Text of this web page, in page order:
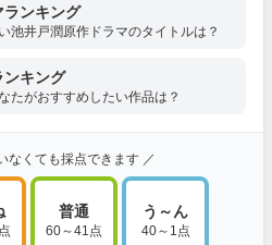
ランキング
池井戸潤原作ドラマのタイトルは？
ンキング
たがおすすめしたい作品は？
なくても採点できます ／
普通
60～41点
う～ん
40～1点